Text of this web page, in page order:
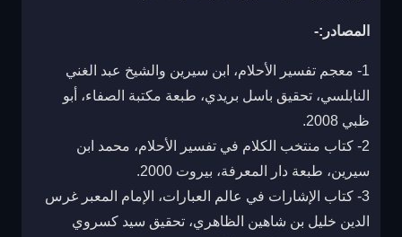
المصادر:-
1- معجم تفسير الأحلام، ابن سيرين والشيخ عبد الغني
النابلسي، تحقيق باسل بريدي، طبعة مكتبة الصفاء، أبو
ظبي 2008.
2- كتاب منتخب الكلام في تفسير الأحلام، محمد ابن
سيرين، طبعة دار المعرفة، بيروت 2000.
3- كتاب الإشارات في عالم العبارات، الإمام المعبر غرس
الدين خليل بن شاهين الظاهري، تحقيق سيد كسروي